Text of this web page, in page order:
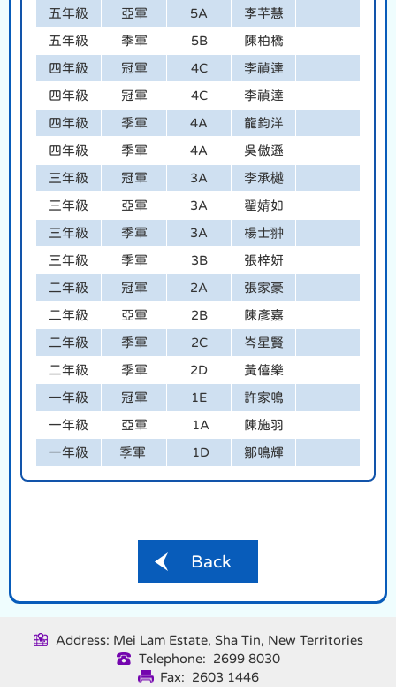
五年級 亞軍 5A 李芊慧
五年級 季軍 5B 陳柏橋
四年級 冠軍 4C 李禎達
四年級 冠軍 4C 李禎達
四年級 季軍 4A 龍鈞洋
四年級 季軍 4A 吳傲遜
三年級 冠軍 3A 李承樾
三年級 亞軍 3A 翟婧如
三年級 季軍 3A 楊士翀
三年級 季軍 3B 張梓妍
二年級 冠軍 2A 張家豪
二年級 亞軍 2B 陳彥嘉
二年級 季軍 2C 岑星賢
二年級 季軍 2D 黃僖樂
一年級 冠軍 1E 許家鳴
一年級 亞軍 1A 陳施羽
一年級 季軍 1D 鄒鳴輝
Back
Address: Mei Lam Estate, Sha Tin, New Territories
Telephone: 2699 8030
Fax: 2603 1446